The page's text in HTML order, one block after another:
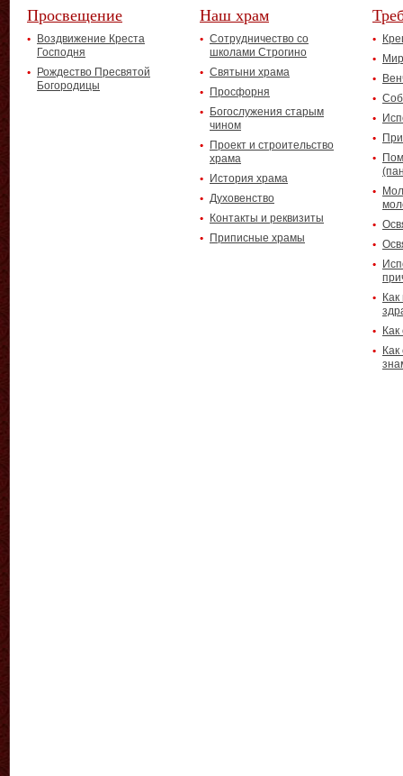
Просвещение
Воздвижение Креста
Господня
Рождество Пресвятой
Богородицы
Наш храм
Сотрудничество со
школами Строгино
Святыни храма
Просфорня
Богослужения старым
чином
Проект и строительство
храма
История храма
Духовенство
Контакты и реквизиты
Приписные храмы
Как